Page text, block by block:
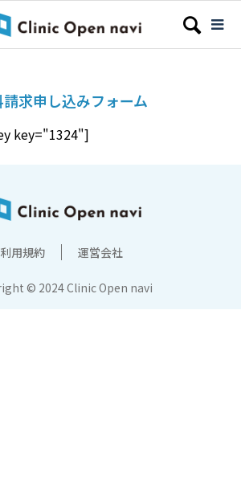
求申し込みフォーム
key="1324"]
利用規約 運営会社
© 2024 Clinic Open navi